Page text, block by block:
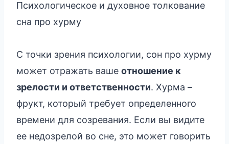
Психологическое и духовное толкование
сна про хурму
С точки зрения психологии, сон про хурму
может отражать ваше отношение к
зрелости и ответственности. Хурма –
фрукт, который требует определенного
времени для созревания. Если вы видите
ее недозрелой во сне, это может говорить